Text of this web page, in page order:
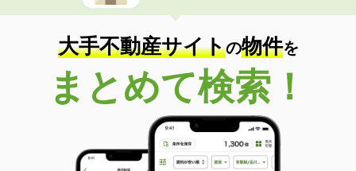
大手不動産サイトの物件を
まとめて検索！